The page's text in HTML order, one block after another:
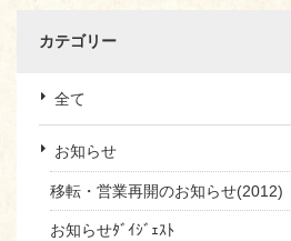
カテゴリー
全て
お知らせ
移転・営業再開のお知らせ(2012)
お知らせﾀﾞｲｼﾞｪｽﾄ